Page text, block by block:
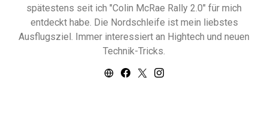
spätestens seit ich "Colin McRae Rally 2.0" für mich
entdeckt habe. Die Nordschleife ist mein liebstes
Ausflugsziel. Immer interessiert an Hightech und neuen
Technik-Tricks.